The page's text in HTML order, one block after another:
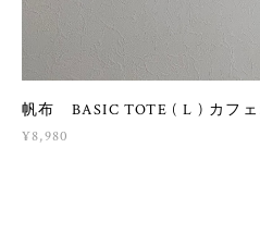
帆布 BASIC TOTE ( L ) カフェ
¥8,980